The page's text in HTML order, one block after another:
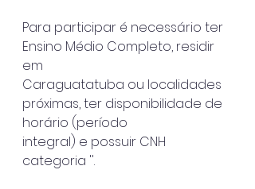
Para participar é necessário ter
Ensino Médio Completo, residir
em
Caraguatatuba ou localidades
próximas, ter disponibilidade de
horário (período
integral) e possuir CNH
categoria ''.